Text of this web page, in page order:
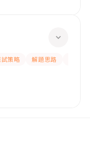
試策略 解題思路